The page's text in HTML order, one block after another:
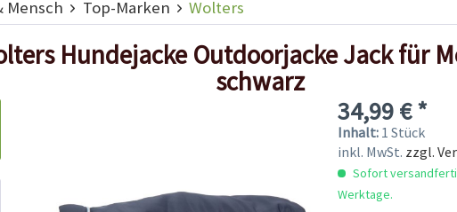
Mensch Top-Marken Wolters
Hundejacke Outdoorjacke Jack für
schwarz
34,99 € *
Inhalt: 1 Stück
inkl. MwSt. zzgl.
Sofort
Werktage.